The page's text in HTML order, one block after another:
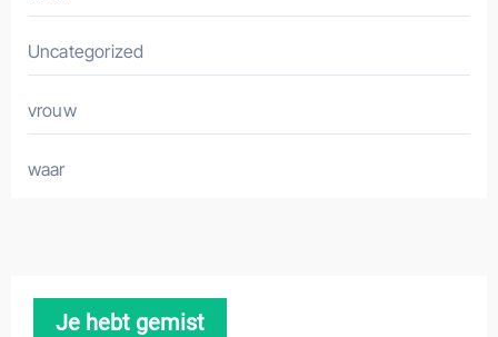
Uncategorized
vrouw
waar
Je hebt gemist